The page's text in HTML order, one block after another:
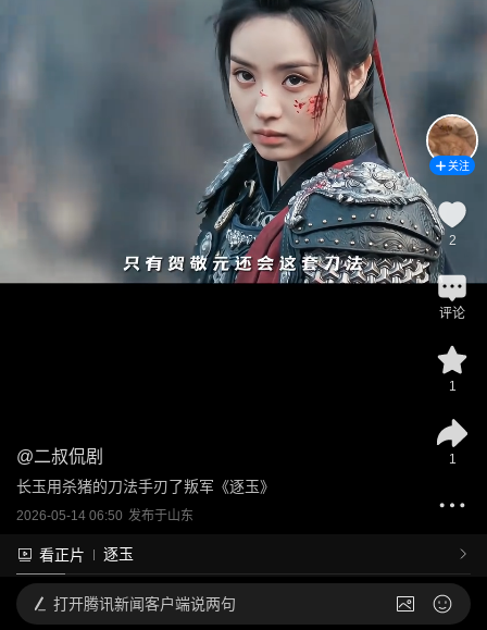
@二叔侃剧
长玉用杀猪的刀法手刃了叛军《逐玉》
2026-05-14 06:50 发布于山东
看正片 逐玉
关注
2
评论
1
1
打开腾讯新闻客户端说两句